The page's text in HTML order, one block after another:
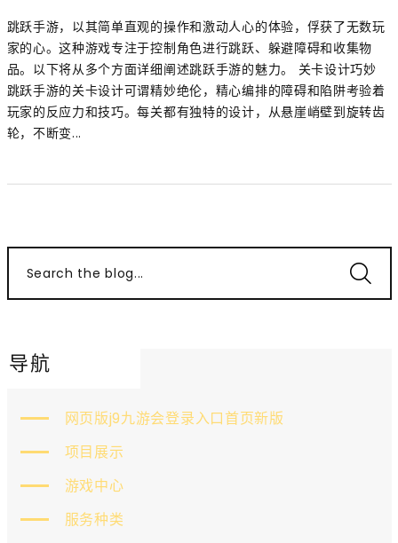
跳跃手游，以其简单直观的操作和激动人心的体验，俘获了无数玩
家的心。这种游戏专注于控制角色进行跳跃、躲避障碍和收集物
品。以下将从多个方面详细阐述跳跃手游的魅力。 关卡设计巧妙
跳跃手游的关卡设计可谓精妙绝伦，精心编排的障碍和陷阱考验着
玩家的反应力和技巧。每关都有独特的设计，从悬崖峭壁到旋转齿
轮，不断变...
Search the blog...
导航
网页版j9九游会登录入口首页新版
项目展示
游戏中心
服务种类